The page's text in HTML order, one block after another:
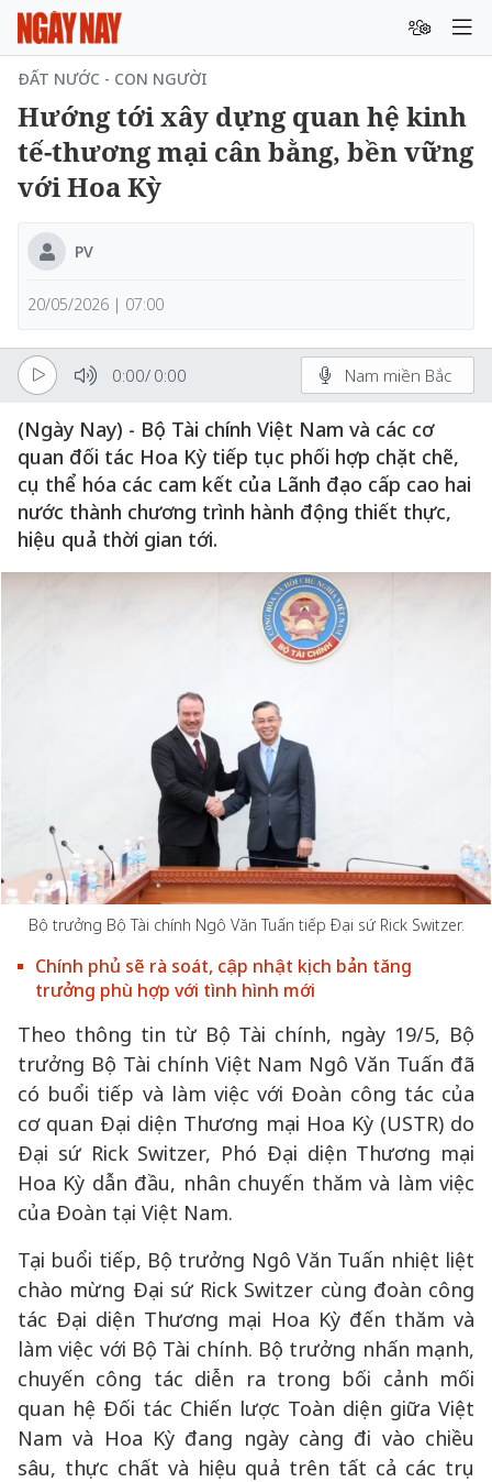
ĐẤT NƯỚC - CON NGƯỜI
Hướng tới xây dựng quan hệ kinh
tế-thương mại cân bằng, bền vững
với Hoa Kỳ
PV
20/05/2026 | 07:00
0:00/ 0:00 Nam miền Bắc
(Ngày Nay) - Bộ Tài chính Việt Nam và các cơ
quan đối tác Hoa Kỳ tiếp tục phối hợp chặt chẽ,
cụ thể hóa các cam kết của Lãnh đạo cấp cao hai
nước thành chương trình hành động thiết thực,
hiệu quả thời gian tới.
Bộ trưởng Bộ Tài chính Ngô Văn Tuấn tiếp Đại sứ Rick Switzer.
Chính phủ sẽ rà soát, cập nhật kịch bản tăng
trưởng phù hợp với tình hình mới
Theo thông tin từ Bộ Tài chính, ngày 19/5, Bộ
trưởng Bộ Tài chính Việt Nam Ngô Văn Tuấn đã
có buổi tiếp và làm việc với Đoàn công tác của
cơ quan Đại diện Thương mại Hoa Kỳ (USTR) do
Đại sứ Rick Switzer, Phó Đại diện Thương mại
Hoa Kỳ dẫn đầu, nhân chuyến thăm và làm việc
của Đoàn tại Việt Nam.
Tại buổi tiếp, Bộ trưởng Ngô Văn Tuấn nhiệt liệt
chào mừng Đại sứ Rick Switzer cùng đoàn công
tác Đại diện Thương mại Hoa Kỳ đến thăm và
làm việc với Bộ Tài chính. Bộ trưởng nhấn mạnh,
chuyến công tác diễn ra trong bối cảnh mối
quan hệ Đối tác Chiến lược Toàn diện giữa Việt
Nam và Hoa Kỳ đang ngày càng đi vào chiều
sâu, thực chất và hiệu quả trên tất cả các trụ